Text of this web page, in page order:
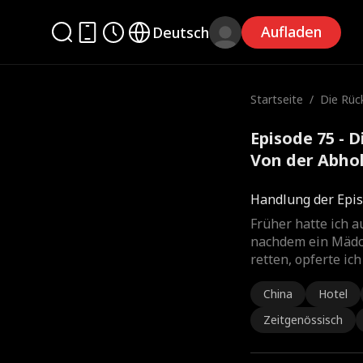
Deutsch Aufladen
Startseite / Die
e
Episode 75 -
Von der
Handlung der
Früher hatte ich
nachdem ein
retten, opferte
China
Hotel
Zeitgenössisch